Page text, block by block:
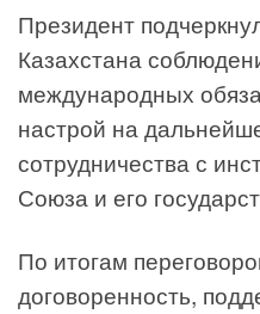
Президент
Казахстана
международных
настрой на
сотрудничества с
Союза и его
По итогам
договоренность,